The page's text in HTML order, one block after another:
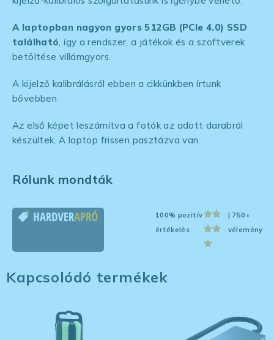
A laptopban nagyon gyors 512GB (PCIe 4.0) SSD
található , így a rendszer, a játékok és a szoftverek
betöltése villámgyors.
A kijelző kalibrálásról ebben a cikkünkben írtunk
bővebben
Az első képet leszámítva a fotók az adott darabról
készültek. A laptop frissen pasztázva van.
Rólunk mondták
100% pozitív
értékelés
| 750+
vélemény
Kapcsolódó termékek